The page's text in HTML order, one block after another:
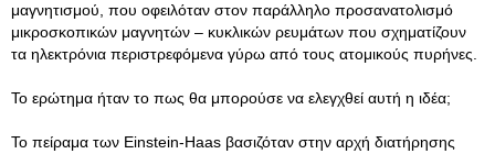
μαγνητισμού, που οφειλόταν στον παράλληλο προσανατολισμό
μικροσκοπικών μαγνητών – κυκλικών ρευμάτων που σχηματίζουν
τα ηλεκτρόνια περιστρεφόμενα γύρω από τους ατομικούς πυρήνες.
Το ερώτημα ήταν το πως θα μπορούσε να ελεγχθεί αυτή η ιδέα;
Το πείραμα των Einstein-Haas βασιζόταν στην αρχή διατήρησης